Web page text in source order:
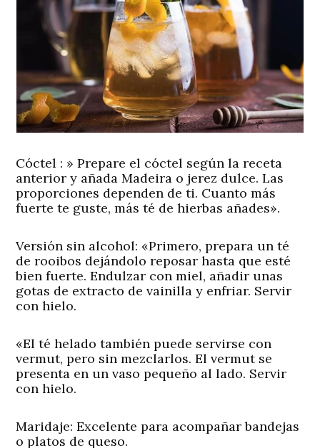
Cóctel : » Prepare el cóctel según la receta
anterior y añada Madeira o jerez dulce. Las
proporciones dependen de ti. Cuanto más
fuerte te guste, más té de hierbas añades».
Versión sin alcohol: «Primero, prepara un té
de rooibos dejándolo reposar hasta que esté
bien fuerte. Endulzar con miel, añadir unas
gotas de extracto de vainilla y enfriar. Servir
con hielo.
«El té helado también puede servirse con
vermut, pero sin mezclarlos. El vermut se
presenta en un vaso pequeño al lado. Servir
con hielo.
Maridaje: Excelente para acompañar bandejas
o platos de queso.